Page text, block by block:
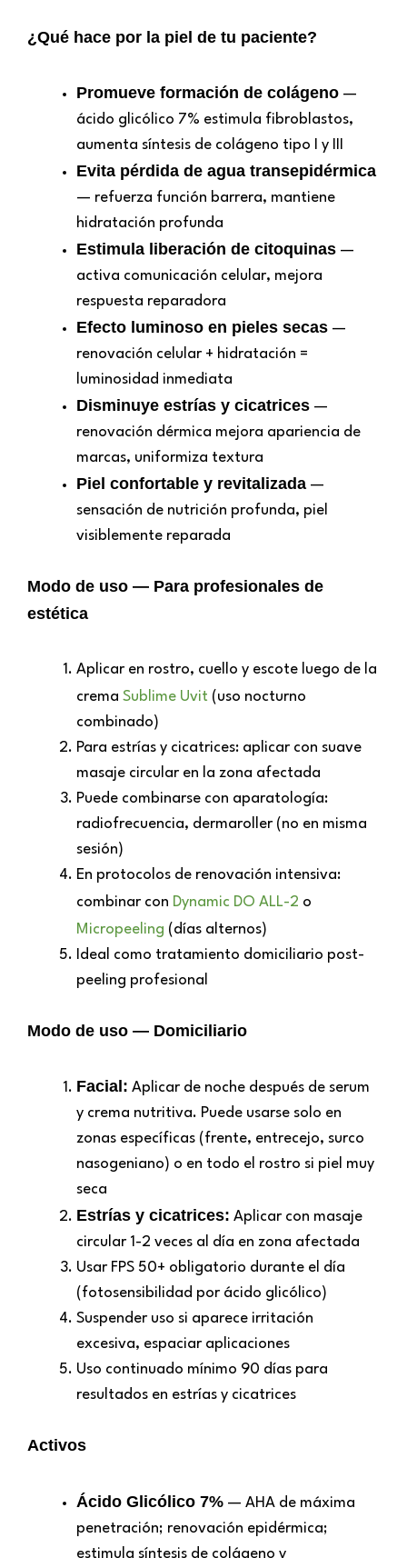
¿Qué hace por la piel de tu paciente?
Promueve formación de colágeno —
ácido glicólico 7% estimula fibroblastos,
aumenta síntesis de colágeno tipo I y III
Evita pérdida de agua transepidérmica
— refuerza función barrera, mantiene
hidratación profunda
Estimula liberación de citoquinas —
activa comunicación celular, mejora
respuesta reparadora
Efecto luminoso en pieles secas —
renovación celular + hidratación =
luminosidad inmediata
Disminuye estrías y cicatrices —
renovación dérmica mejora apariencia de
marcas, uniformiza textura
Piel confortable y revitalizada —
sensación de nutrición profunda, piel
visiblemente reparada
Modo de uso — Para profesionales de
estética
Aplicar en rostro, cuello y escote luego de la
crema Sublime Uvit (uso nocturno
combinado)
Para estrías y cicatrices: aplicar con suave
masaje circular en la zona afectada
Puede combinarse con aparatología:
radiofrecuencia, dermaroller (no en misma
sesión)
En protocolos de renovación intensiva:
combinar con Dynamic DO ALL-2 o
Micropeeling (días alternos)
Ideal como tratamiento domiciliario post-
peeling profesional
Modo de uso — Domiciliario
Facial: Aplicar de noche después de serum
y crema nutritiva. Puede usarse solo en
zonas específicas (frente, entrecejo, surco
nasogeniano) o en todo el rostro si piel muy
seca
Estrías y cicatrices: Aplicar con masaje
circular 1-2 veces al día en zona afectada
Usar FPS 50+ obligatorio durante el día
(fotosensibilidad por ácido glicólico)
Suspender uso si aparece irritación
excesiva, espaciar aplicaciones
Uso continuado mínimo 90 días para
resultados en estrías y cicatrices
Activos
Ácido Glicólico 7% — AHA de máxima
penetración; renovación epidérmica;
estimula síntesis de colágeno y